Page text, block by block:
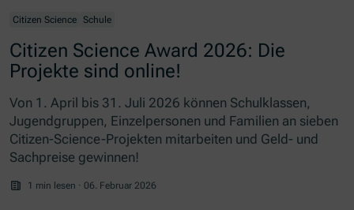
Citizen Science Schule
Citizen Science Award 2026: Die
Projekte sind online!
Von 1. April bis 31. Juli 2026 können Schulklassen,
Jugendgruppen, Einzelpersonen und Familien an sieben
Citizen-Science-Projekten mitarbeiten und Geld- und
Sachpreise gewinnen!
1 min lesen · 06. Februar 2026